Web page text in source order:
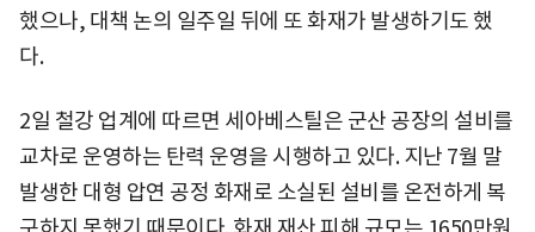
했으나, 대책 논의 일주일 뒤에 또 화재가 발생하기도 했
다.
2일 철강 업계에 따르면 세아베스틸은 군산 공장의 설비를
교차로 운영하는 탄력 운영을 시행하고 있다. 지난 7월 말
발생한 대형 압연 공정 화재로 소실된 설비를 온전하게 복